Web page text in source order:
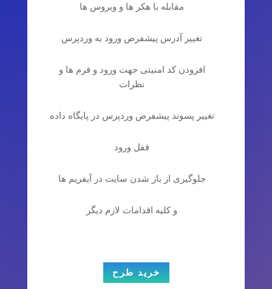
مقابله با هکر ها و ویروس ها
تغییر آدرس پیشفرض ورود به وردپرس
افزودن کد امنیتی جهت ورود و فرم ها و
نظرات
تغییر پسوند پیشفرض وردپرس در پایگاه داده
قفل ورود
جلوگیری از باز شدن سایت در آیفریم ها
و کلیه اقدامات لازم دیگر
خرید طرح